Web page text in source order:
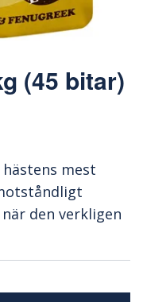
(45 bitar)
mest
den verkligen